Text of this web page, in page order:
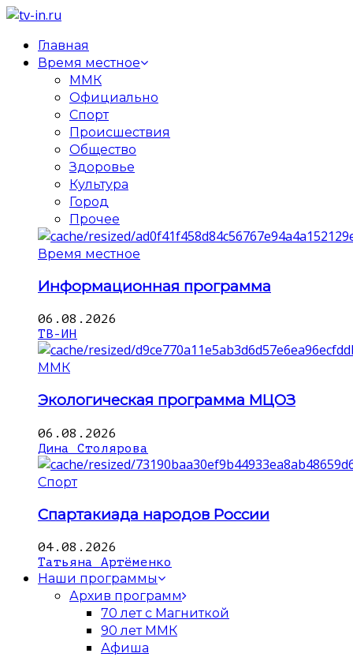
Главная
Время местное
ММК
Официально
Спорт
Происшествия
Общество
Здоровье
Культура
Город
Прочее
Время местное
Информационная программа
06.08.2026
ТВ-ИН
ММК
Экологическая программа МЦОЗ
06.08.2026
Дина Столярова
Спорт
Спартакиада народов России
04.08.2026
Татьяна Артёменко
Наши программы
Архив программ
70 лет с Магниткой
90 лет ММК
Афиша